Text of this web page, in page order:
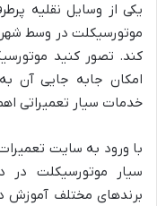
یکی از وسایل نقلیه
موتورسیکلت در وسط شهر
کند. تصور کنید
امکان جابه ‌جایی آن
خدمات سیار تعمیراتی
با ورود به سایت
سیار موتورسیکلت در
برندهای مختلف آموزش